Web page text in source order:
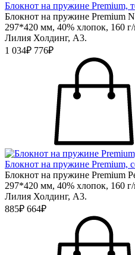
Блокнот на пружине Premium,
Блокнот на пружине Premium
297*420 мм, 40% хлопок, 160
Лилия Холдинг, А3.
1 034₽ 776₽
Блокнот на пружине Premium,
Блокнот на пружине Premium
297*420 мм, 40% хлопок, 160
Лилия Холдинг, А3.
885₽ 664₽